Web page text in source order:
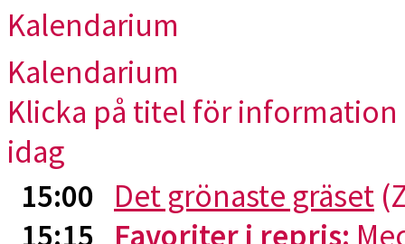
Kalendarium
Kalendarium
Klicka på titel för
idag
15:00 Det grönaste gräset